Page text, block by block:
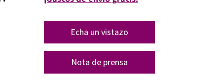
Echa un vistazo
Nota de prensa